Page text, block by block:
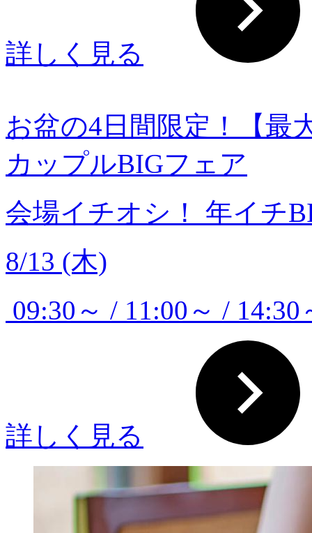
詳しく見る
お盆の4日間限定！【最
カップルBIGフェア
会場イチオシ！
年イチ
8/13 (木)
09:30～ / 11:00～ /
詳しく見る